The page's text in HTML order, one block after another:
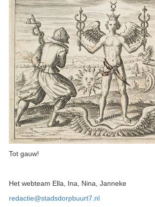
Tot gauw!
Het webteam Ella, Ina, Nina, Janneke
redactie@stadsdorpbuurt7.nl